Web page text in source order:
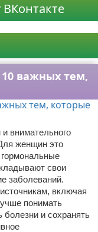
важных тем,
внимательного
женщин это
свои
заболеваний.
включая
понимать
болезни и сохранять